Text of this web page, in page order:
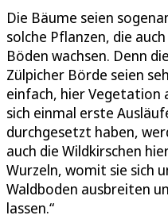
Die Bäume seien
solche Pflanzen, die
Böden wachsen. Denn
Zülpicher Börde seien
einfach, hier Vegetation
sich einmal erste
durchgesetzt haben,
auch die Wildkirschen
Wurzeln, womit sie sich
Waldboden ausbreiten
lassen.“